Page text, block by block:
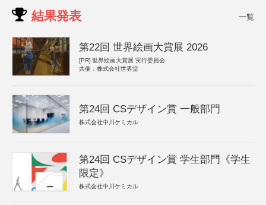
結果発表 一覧
第22回 世界絵画大賞展 2026
[PR] 世界絵画大賞展 実行委員会
共催：株式会社世界堂
第24回 CSデザイン賞 一般部門
株式会社中川ケミカル
第24回 CSデザイン賞 学生部門《学生
限定》
株式会社中川ケミカル